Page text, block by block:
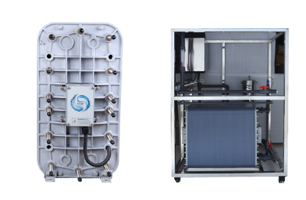
MK-TC100 EDI超纯水
处理设备
EDI设备维修